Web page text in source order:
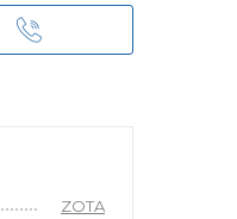
ZOTA